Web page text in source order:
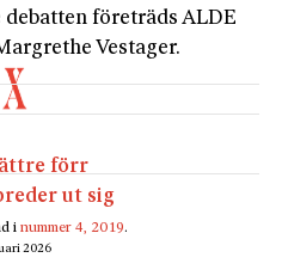
företräds ALDE
Vestager.
förr
ut sig
inummer 4, 2019.
2026